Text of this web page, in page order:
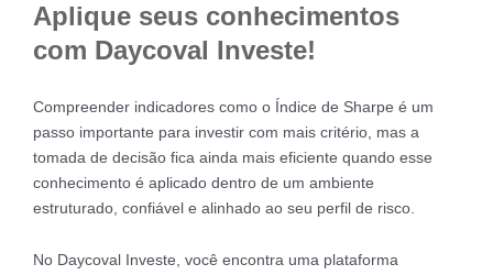
Aplique seus conhecimentos
com Daycoval Investe!
Compreender indicadores como o Índice de Sharpe é um
passo importante para investir com mais critério, mas a
tomada de decisão fica ainda mais eficiente quando esse
conhecimento é aplicado dentro de um ambiente
estruturado, confiável e alinhado ao seu perfil de risco.
No Daycoval Investe, você encontra uma plataforma